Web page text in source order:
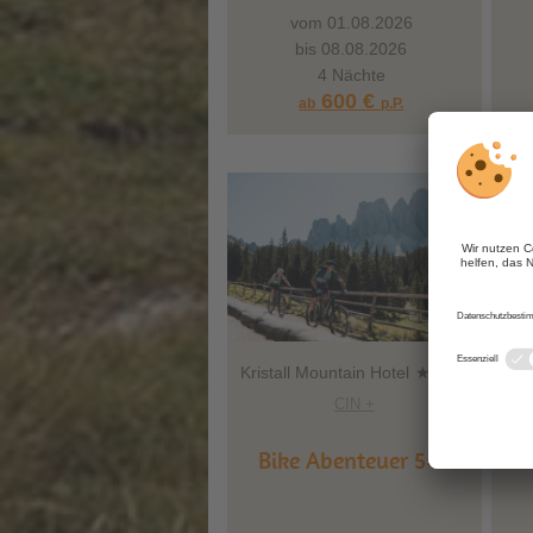
vom 01.08.2026
bis 08.08.2026
4 Nächte
ab 600 € p.P.
Kristall Mountain Hotel
Bike Abenteuer 5=4